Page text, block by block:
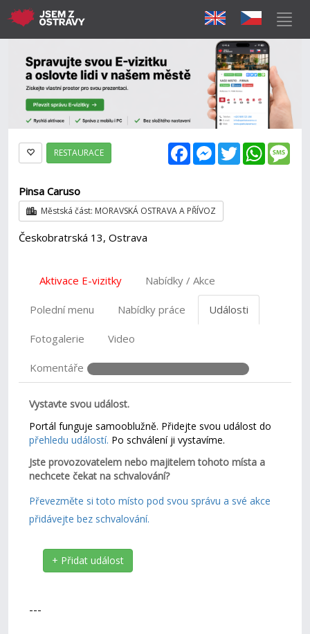
FacebookMessenger
Twitter
RESTAURACE
Pinsa Caruso
Městská část: MORAVSKÁ OSTRAVA A PŘÍVOZ
Českobratrská 13, Ostrava
Aktivace E-vizitky Nabídky / Akce
Polední menu Nabídky práce Události
Fotogalerie Video
Komentáře
Vystavte svou událost.
Portál funguje samooblužně. Přidejte svou událost do
přehledu událostí. Po schválení ji vystavíme.
Jste provozovatelem nebo majitelem tohoto místa a
nechcete čekat na schvalování?
Převezměte si toto místo pod svou správu a své akce
přidávejte bez schvalování.
+ Přidat událost
---